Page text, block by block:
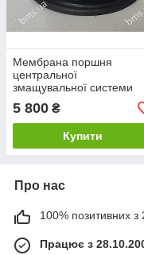
Мембрана поршня
центральної
змащувальної системи
ЦЗС Putzmeister 740/743
5 800 ₴
Купити
Про нас
100% позитивних з
Працює з